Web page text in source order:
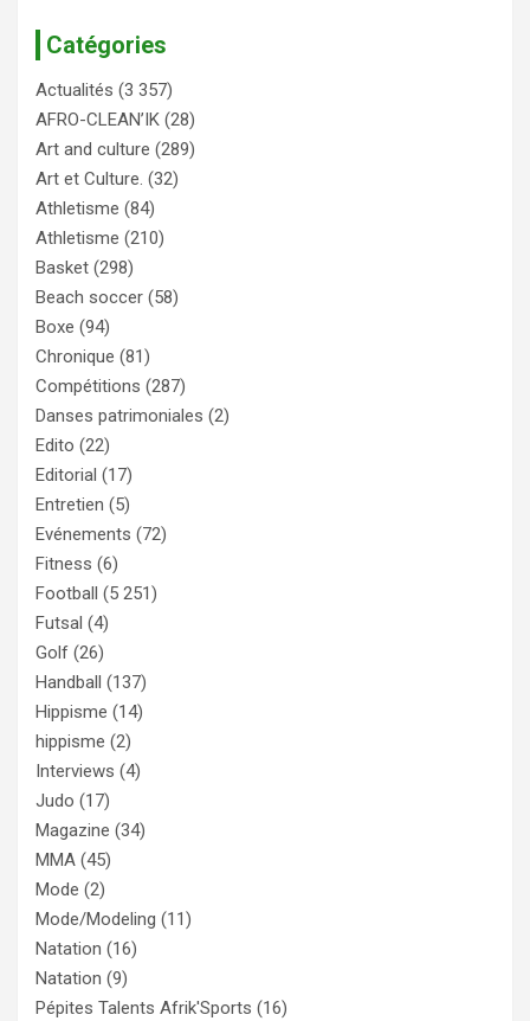
Catégories
Actualités (3 357)
AFRO-CLEAN’IK (28)
Art and culture (289)
Art et Culture. (32)
Athletisme (84)
Athletisme (210)
Basket (298)
Beach soccer (58)
Boxe (94)
Chronique (81)
Compétitions (287)
Danses patrimoniales (2)
Edito (22)
Editorial (17)
Entretien (5)
Evénements (72)
Fitness (6)
Football (5 251)
Futsal (4)
Golf (26)
Handball (137)
Hippisme (14)
hippisme (2)
Interviews (4)
Judo (17)
Magazine (34)
MMA (45)
Mode (2)
Mode/Modeling (11)
Natation (16)
Natation (9)
Pépites Talents Afrik'Sports (16)